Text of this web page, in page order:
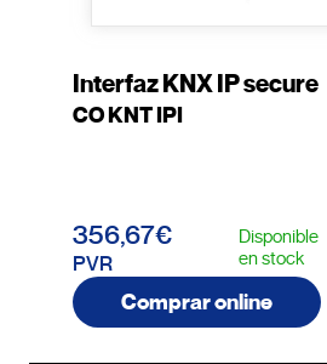
Interfaz KNX IP secure
CO KNT IPI
356,67€
PVR
Disponible
en stock
Comprar online